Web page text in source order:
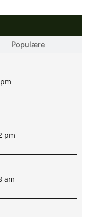
Populære
pm
am